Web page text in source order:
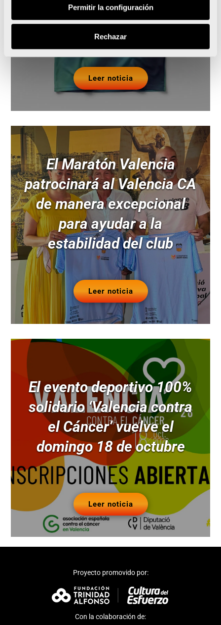
Permitir la configuración
Rechazar
sostenible e inspirada en
el Mediterráneo
Leer noticia
El Maratón Valencia
patrocinará al Valencia CA
de manera excepcional
para ayudar a la
estabilidad del club
Leer noticia
El evento deportivo 100%
solidario ‘Valencia contra
el Cáncer’ vuelve el
domingo 18 de octubre
Leer noticia
Proyecto promovido por:
Con la colaboración de: